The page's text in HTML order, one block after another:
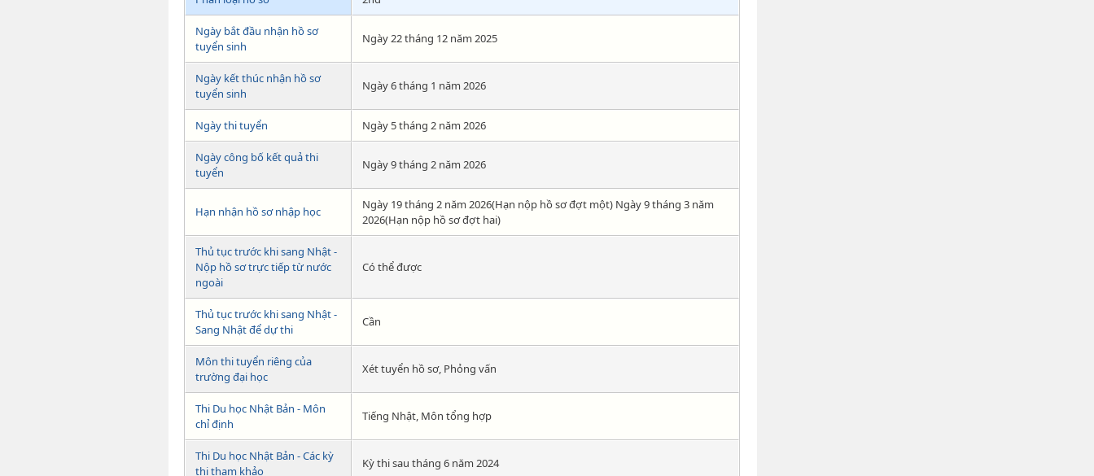
Ngày bắt đầu nhận hồ sơ
tuyển sinh
Ngày 22 tháng 12 năm 2025
Ngày kết thúc nhận hồ sơ
tuyển sinh
Ngày 6 tháng 1 năm 2026
Ngày thi tuyển Ngày 5 tháng 2 năm 2026
Ngày công bố kết quả thi
tuyển
Ngày 9 tháng 2 năm 2026
Hạn nhận hồ sơ nhập học
Ngày 19 tháng 2 năm 2026(Hạn nộp hồ sơ đợt một) Ngày 9 tháng 3 năm
2026(Hạn nộp hồ sơ đợt hai)
Thủ tục trước khi sang Nhật -
Nộp hồ sơ trực tiếp từ nước
ngoài
Có thể được
Thủ tục trước khi sang Nhật -
Sang Nhật để dự thi
Cần
Môn thi tuyển riêng của
trường đại học
Xét tuyển hồ sơ, Phỏng vấn
Thi Du học Nhật Bản - Môn
chỉ định
Tiếng Nhật, Môn tổng hợp
Thi Du học Nhật Bản - Các kỳ
thi tham khảo
Kỳ thi sau tháng 6 năm 2024